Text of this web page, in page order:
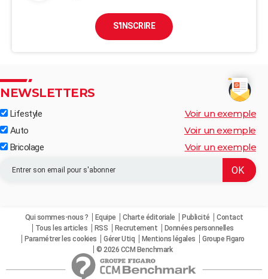
S'INSCRIRE
NEWSLETTERS
Lifestyle Voir un exemple
Auto Voir un exemple
Bricolage Voir un exemple
Qui sommes-nous ? Equipe Charte éditoriale Publicité
Contact
Tous les articles
RSS Recrutement
Données personnelles
Paramétrer les cookies
Gérer Utiq Mentions légales
Groupe Figaro
© 2026 CCM Benchmark